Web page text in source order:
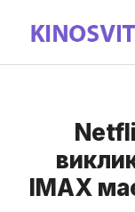
вмісту
IMAX